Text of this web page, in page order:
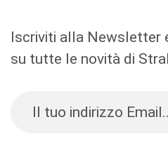
Iscriviti alla Newsletter
su tutte le novità di